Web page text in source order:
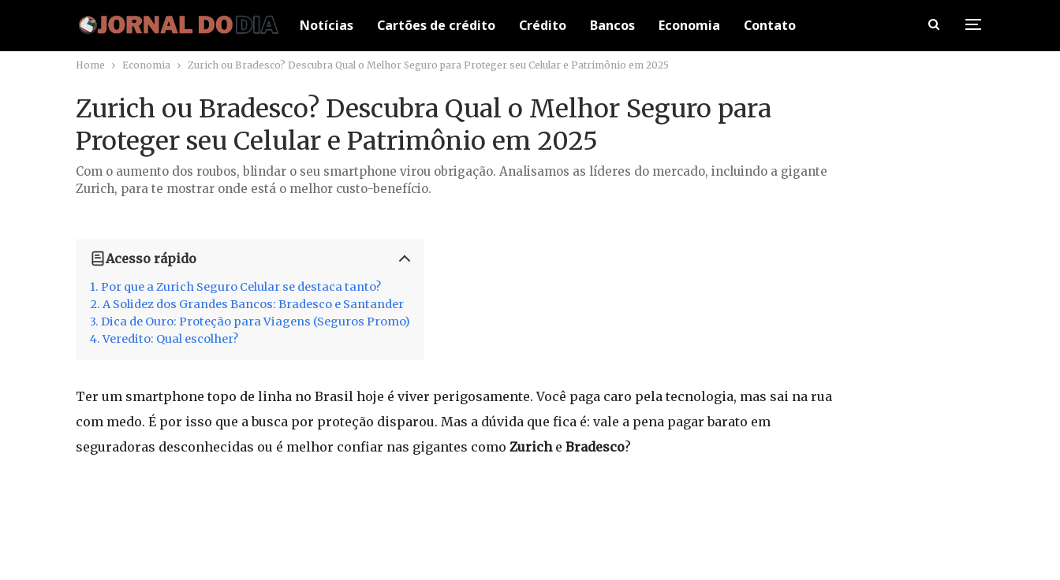
Notícias Cartões de crédito Crédito Bancos Economia Contato
Home Economia Zurich ou Bradesco? Descubra Qual o Melhor Seguro para Proteger seu Celular e Patrimônio em 2025
Zurich ou Bradesco? Descubra Qual o Melhor Seguro para
Proteger seu Celular e Patrimônio em 2025
Com o aumento dos roubos, blindar o seu smartphone virou obrigação. Analisamos as líderes do mercado, incluindo a gigante
Zurich, para te mostrar onde está o melhor custo-benefício.
Acesso rápido
Por que a Zurich Seguro Celular se destaca tanto?
A Solidez dos Grandes Bancos: Bradesco e Santander
Dica de Ouro: Proteção para Viagens (Seguros Promo)
Veredito: Qual escolher?
Ter um smartphone topo de linha no Brasil hoje é viver perigosamente. Você paga caro pela tecnologia, mas sai na rua
com medo. É por isso que a busca por proteção disparou. Mas a dúvida que fica é: vale a pena pagar barato em
seguradoras desconhecidas ou é melhor confiar nas gigantes como Zuriche Bradesco?